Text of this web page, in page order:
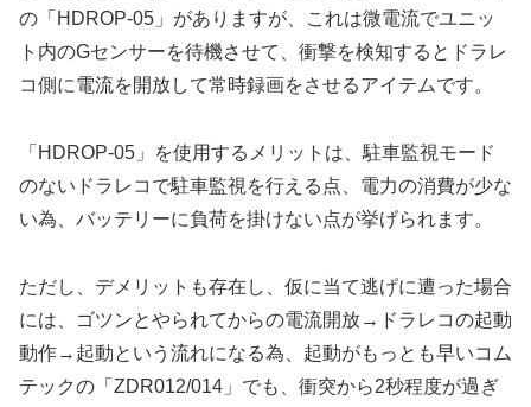
の「HDROP-05」がありますが、これは微電流でユニッ
ト内のGセンサーを待機させて、衝撃を検知するとドラレ
コ側に電流を開放して常時録画をさせるアイテムです。
「HDROP-05」を使用するメリットは、駐車監視モード
のないドラレコで駐車監視を行える点、電力の消費が少な
い為、バッテリーに負荷を掛けない点が挙げられます。
ただし、デメリットも存在し、仮に当て逃げに遭った場合
には、ゴツンとやられてからの電流開放→ドラレコの起動
動作→起動という流れになる為、起動がもっとも早いコム
テックの「ZDR012/014」でも、衝突から2秒程度が過ぎ